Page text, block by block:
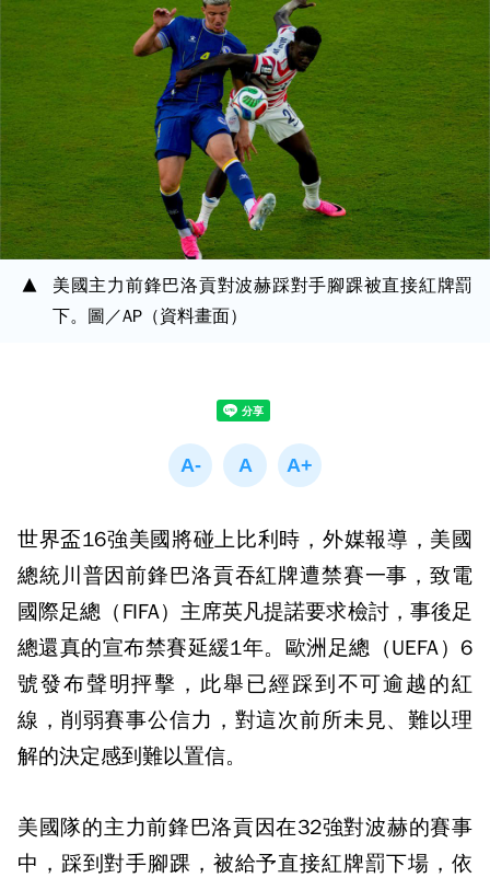
美國主力前鋒巴洛貢對波赫踩對手腳踝被直接紅牌罰
下。圖／AP（資料畫面）
世界盃16強美國將碰上比利時，外媒報導，美國
總統川普因前鋒巴洛貢吞紅牌遭禁賽一事，致電
國際足總（FIFA）主席英凡提諾要求檢討，事後足
總還真的宣布禁賽延緩1年。歐洲足總（UEFA）6
號發布聲明抨擊，此舉已經踩到不可逾越的紅
線，削弱賽事公信力，對這次前所未見、難以理
解的決定感到難以置信。
美國隊的主力前鋒巴洛貢因在32強對波赫的賽事
中，踩到對手腳踝，被給予直接紅牌罰下場，依